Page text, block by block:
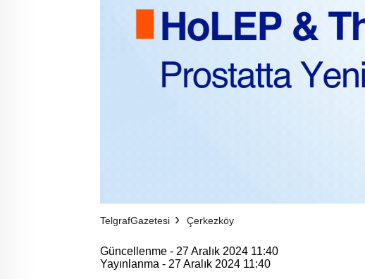
TelgrafGazetesi Çerkezköy
Güncellenme - 27 Aralık 2024 11:40
Yayınlanma - 27 Aralık 2024 11:40